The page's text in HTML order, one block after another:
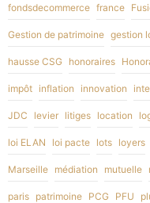
fondsdecommerce france
Gestion de patrimoine gestion
hausse CSG honoraires
impôt inflation innovation
JDC levier litiges location
loi ELAN loi pacte lots loyers
Marseille médiation mutuelle
paris patrimoine PCG PFU